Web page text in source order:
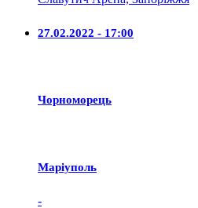
27.02.2022 - 17:00
Чорноморець
Маріуполь
-